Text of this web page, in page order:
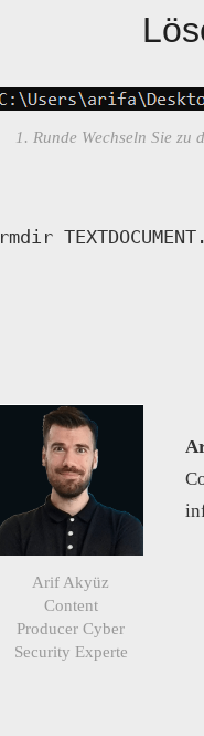
1. Runde Wechseln Sie zu
rmdir
Arif Akyüz
Content
Producer Cyber
Security Experte